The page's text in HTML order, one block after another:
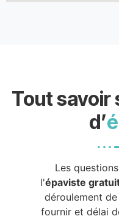
Tout savoir
d’
Les
l'épaviste
déroulement
fournir et délai